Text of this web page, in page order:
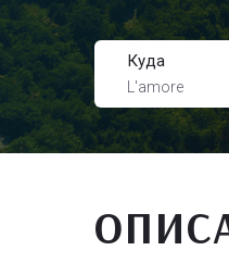
Куда
L'amore